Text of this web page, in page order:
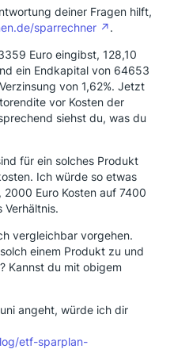
deiner Fragen hilft,
sparrechner
.
Euro eingibst, 128,10
ein Endkapital von 64653
von 1,62%. Jetzt
vor Kosten der
siehst du, was du
für ein solches Produkt
Ich würde so etwas
Euro Kosten auf 7400
Verhältnis.
vergleichbar vorgehen.
einem Produkt zu und
Kannst du mit obigem
angeht, würde ich dir
etf-sparplan-